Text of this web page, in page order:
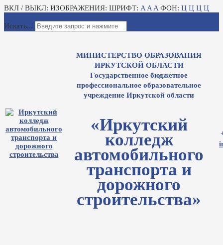
ВКЛ / ВЫКЛ: ИЗОБРАЖЕНИЯ: ШРИФТ: A A A ФОН: Ц Ц Ц Ц
Искать...
МИНИСТЕРСТВО ОБРАЗОВАНИЯ
ИРКУТСКОЙ ОБЛАСТИ
Государственное бюджетное
профессиональное образовательное
учреждение Иркутской области
«Иркутский
колледж
автомобильного
транспорта и
дорожного
строительства»